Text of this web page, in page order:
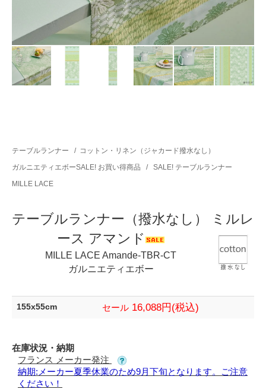
テーブルランナー / コットン・リネン（ジャカード撥水なし）
ガルニエティエボーSALE! お買い得商品
/ SALE! テーブルランナー
MILLE LACE
テーブルランナー（撥水なし） ミルレ
ース アマンド
MILLE LACE Amande-TBR-CT
ガルニエティエボー
155x55cm セール 16,088円(税込)
在庫状況・納期
フランス メーカー発注
納期:メーカー夏季休業のため9月下旬となります。ご注意
ください！